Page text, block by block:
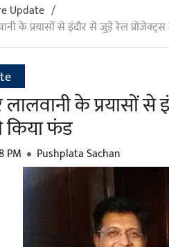
Update
के प्रयासों से इंदौर से जुड़े रेल
के प्रयासों से
किया फंड
PM Pushplata Sachan